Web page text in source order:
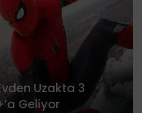
Uzakta 3
Geliyor